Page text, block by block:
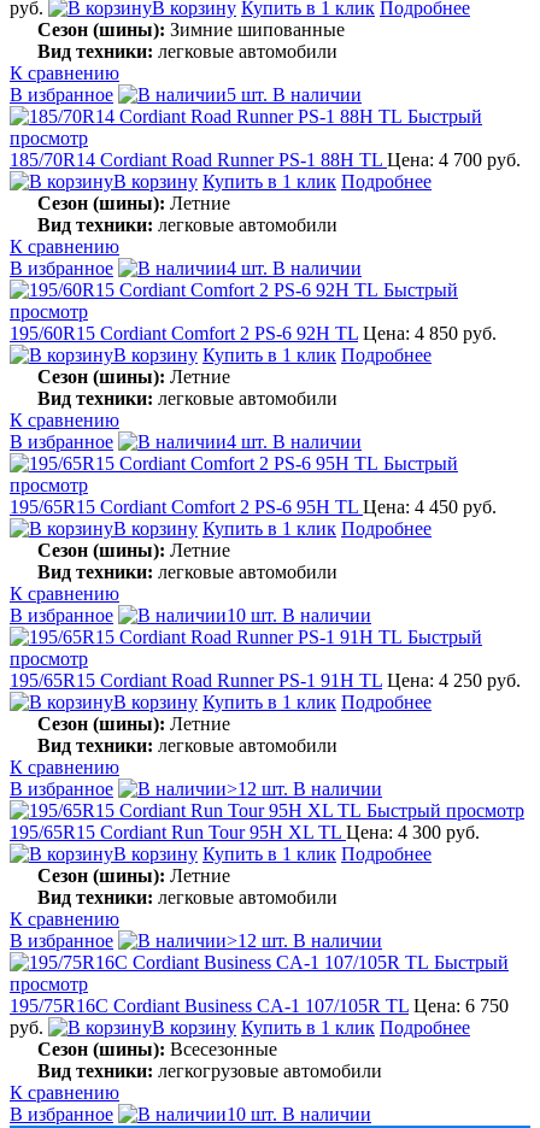
руб.
В корзину Купить в 1 клик Подробнее
Сезон (шины): Зимние шипованные
Вид техники: легковые автомобили
К сравнению
В избранное
5 шт. В наличии
Быстрый
просмотр
185/70R14 Cordiant Road Runner PS-1 88H TL Цена: 4 700 руб.
В корзину Купить в 1 клик Подробнее
Сезон (шины): Летние
Вид техники: легковые автомобили
К сравнению
В избранное
4 шт. В наличии
Быстрый
просмотр
195/60R15 Cordiant Comfort 2 PS-6 92H TL Цена: 4 850 руб.
В корзину Купить в 1 клик Подробнее
Сезон (шины): Летние
Вид техники: легковые автомобили
К сравнению
В избранное
4 шт. В наличии
Быстрый
просмотр
195/65R15 Cordiant Comfort 2 PS-6 95H TL Цена: 4 450 руб.
В корзину Купить в 1 клик Подробнее
Сезон (шины): Летние
Вид техники: легковые автомобили
К сравнению
В избранное
10 шт. В наличии
Быстрый
просмотр
195/65R15 Cordiant Road Runner PS-1 91H TL Цена: 4 250 руб.
В корзину Купить в 1 клик Подробнее
Сезон (шины): Летние
Вид техники: легковые автомобили
К сравнению
В избранное
>12 шт. В наличии
Быстрый просмотр
195/65R15 Cordiant Run Tour 95H XL TL Цена: 4 300 руб.
В корзину Купить в 1 клик Подробнее
Сезон (шины): Летние
Вид техники: легковые автомобили
К сравнению
В избранное
>12 шт. В наличии
Быстрый
просмотр
195/75R16C Cordiant Business CA-1 107/105R TL Цена: 6 750
руб.
В корзину Купить в 1 клик Подробнее
Сезон (шины): Всесезонные
Вид техники: легкогрузовые автомобили
К сравнению
В избранное
10 шт. В наличии